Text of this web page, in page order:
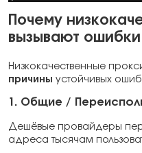
Почему
вызывают ошибки
Низкокачественные
причины устойчивых
1. Общие /
Дешёвые провайдеры
адреса тысячам